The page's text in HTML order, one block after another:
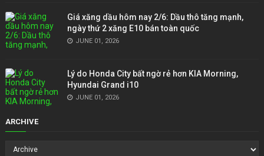
Giá xăng dầu hôm nay 2/6: Dầu thô tăng mạnh,
ngày thứ 2 xăng E10 bán toàn quốc
JUNE 01, 2026
Lý do Honda City bất ngờ rẻ hơn KIA Morning,
Hyundai Grand i10
JUNE 01, 2026
ARCHIVE